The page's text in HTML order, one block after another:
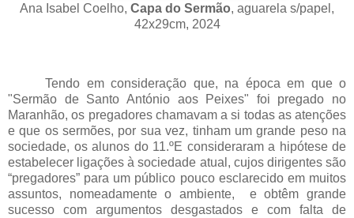
Ana Isabel Coelho, Capa do Sermão, aguarela s/papel,
42x29cm, 2024
Tendo em consideração que, na época em que o
"Sermão de Santo António aos Peixes" foi pregado no
Maranhão, os pregadores chamavam a si todas as atenções
e que os sermões, por sua vez, tinham um grande peso na
sociedade, os alunos do 11.ºE consideraram a hipótese de
estabelecer ligações à sociedade atual, cujos dirigentes são
“pregadores” para um público pouco esclarecido em muitos
assuntos, nomeadamente o ambiente, e obtêm grande
sucesso com argumentos desgastados e com falta de